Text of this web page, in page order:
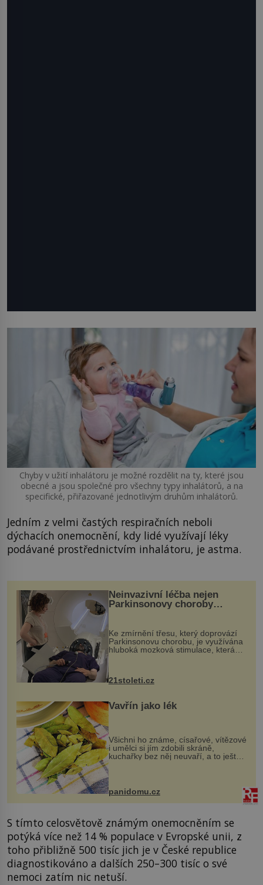
Chyby v užití inhalátoru je možné rozdělit na ty, které jsou
obecné a jsou společné pro všechny typy inhalátorů, a na
specifické, přiřazované jednotlivým druhům inhalátorů.
Jedním z velmi častých respiračních neboli
dýchacích onemocnění, kdy lidé využívají léky
podávané prostřednictvím inhalátoru, je astma.
Neinvazivní léčba nejen
Parkinsonovy choroby
Ke zmírnění třesu, který doprovází
Parkinsonovu chorobu, je využívána
hluboká mozková stimulace, která
však vyžaduje vysoce invazivní
k dostatečně přesnému zacílení ...
21stoleti.cz
Vavřín jako lék
Všichni ho známe, císařové, vítězové
i umělci si jím zdobili skráně,
kuchařky bez něj neuvaří, a to ještě
nevíte, že bobkový list může výrazně
zmírnit některé naše neduhy.
Obsahuje v malém množství ně...
panidomu.cz
S tímto celosvětově známým onemocněním se
potýká více než 14 % populace v Evropské unii, z
toho přibližně 500 tisíc jich je v České republice
diagnostikováno a dalších 250–300 tisíc o své
nemoci zatím nic netuší.